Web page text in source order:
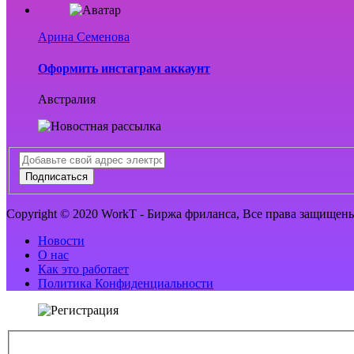
Арина Семенова
Оформить инстаграм аккаунт
Австралия
Подписаться
Copyright © 2020 WorkT - Биржа фриланса, Все права
Новости
О нас
Как это работает
Политика Конфиденциальности